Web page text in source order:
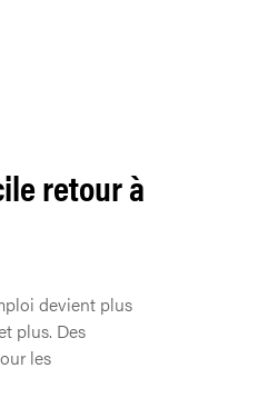
retour à
devient plus
plus. Des
les